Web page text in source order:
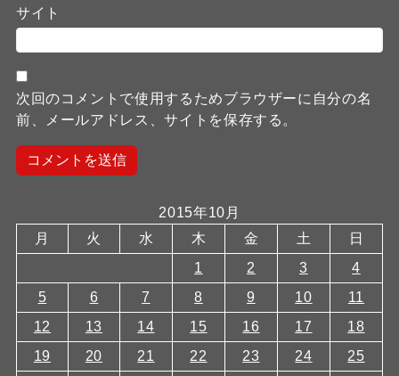
サイト
次回のコメントで使用するためブラウザーに自分の名
前、メールアドレス、サイトを保存する。
2015年10月
月
火 水 木 金 土
日
1
2 3
4
5
6 7 8 9 10
11
12
13 14 15 16 17
18
19
20 21 22 23 24 25